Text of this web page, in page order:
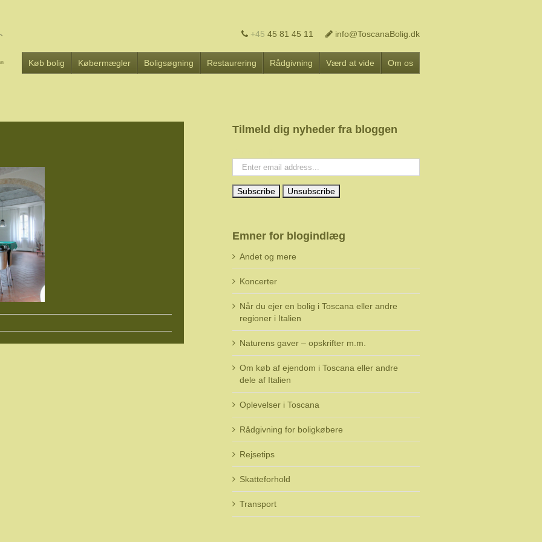
+45 45 81 45 11 info@ToscanaBolig.dk
Køb bolig Købermægler Boligsøgning Restaurering Rådgivning Værd at vide Om os
Tilmeld dig nyheder fra bloggen
Emner for blogindlæg
Andet og mere
Koncerter
Når du ejer en bolig i Toscana eller andre
regioner i Italien
Naturens gaver – opskrifter m.m.
Om køb af ejendom i Toscana eller andre
dele af Italien
Oplevelser i Toscana
Rådgivning for boligkøbere
Rejsetips
Skatteforhold
Transport